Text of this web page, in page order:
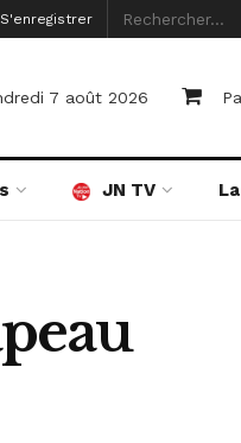
S'enregistrer
7 août 2026
JN TV